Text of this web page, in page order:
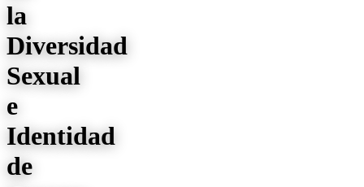
la
Diversidad
Sexual
e
Identidad
de